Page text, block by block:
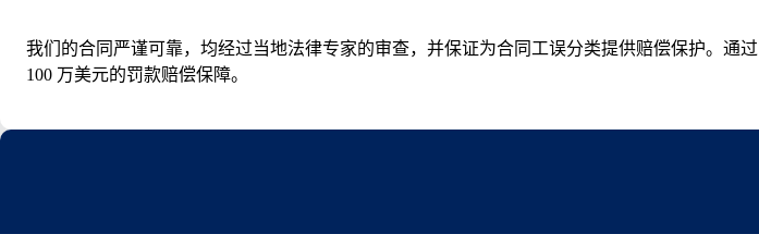
我们的合同严谨可靠，均经过当地法律专家的审查，并保证为合同工误分类提供赔偿保护。通
100 万美元的罚款赔偿保障。